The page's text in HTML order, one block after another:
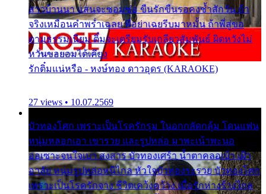
สาวบ้านนา แสนจะซอมซ่อ ขืนรักขืนรอคงช้ำสักวัน ถ้า
จริงเหมือนคำพร่ำเฉลย พี่อย่าเฉยรีบมาหมั้น ถ้าพี่สู่ขอ
ตามธรรมเนียม ติ๋มจะเตรียมรับเกลียวสัมพันธ์ ผิดหวังไม่
หวั่นขอยอมได้เคียง
รักติ๋มแน่หรือ - หงษ์ทอง ดาวอุดร (KARAOKE)
27 views • 10.07.2569
บัวทองโศก เพราะเป็นโรครักรุม ในอกกลัดกลุ้ม โดนแฟน
หนุ่มหลอกเอา เขารวย และรูปหล่อ มาพะเน้าพะนอ
ออเซาะจนใจเบา สงสาร บัวทองเศร้า น้ำตาคลอเบ้า เฝ้า
อาลัย หนุ่มรูปหล่อหนีไกล หัวใจบัวทองระรวย บัวทองโศก
เพราะเป็นโรครักจาง ชีวิตเคว้งคว้าง เมื่อรักห่างร้างไกล